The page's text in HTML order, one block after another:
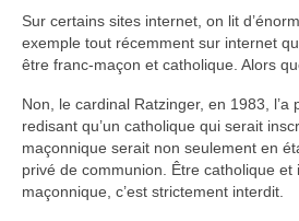
Prochaines Messes
Sur certains sites internet, on lit
exemple tout récemment sur internet
être franc-maçon et catholique. Alors
Non, le cardinal Ratzinger, en 1983,
redisant qu’un catholique qui serait
maçonnique serait non seulement en
privé de communion. Être catholique et
maçonnique, c’est strictement interdit.